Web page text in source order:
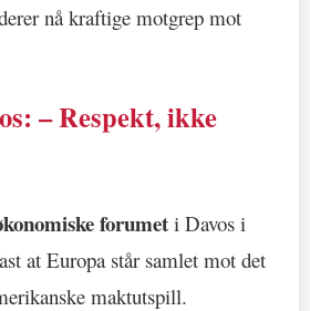
nå kraftige motgrep mot
– Respekt, ikke
forumet i Davos i
at Europa står samlet mot det
maktutspill.